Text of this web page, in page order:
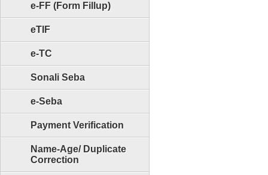
e-FF (Form Fillup)
eTIF
e-TC
Sonali Seba
e-Seba
Payment Verification
Name-Age/ Duplicate
Correction